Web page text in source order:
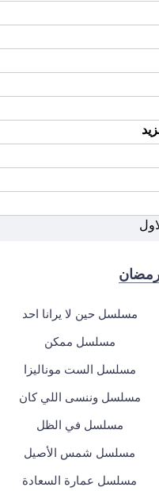
مسلسل حين لا يرانا احد
مسلسل ممكن
مسلسل الست موناليزا
مسلسل وننسى اللي كان
مسلسل في الظل
مسلسل شمس الأصيل
مسلسل عمارة السعادة